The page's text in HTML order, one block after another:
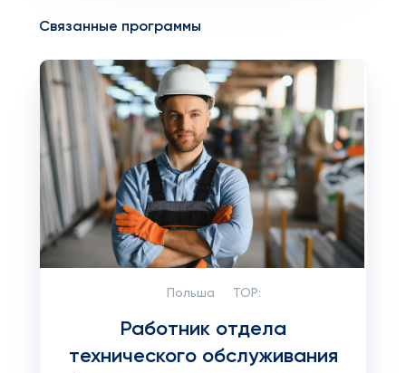
Связанные программы
Польша TOP:
Работник отдела
технического обслуживания